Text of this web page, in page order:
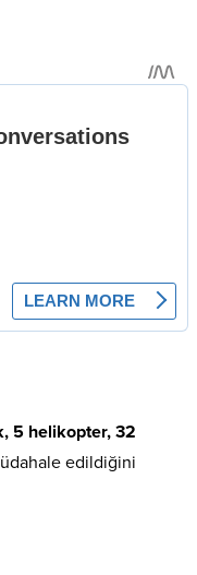
5 helikopter, 32
edildiğini